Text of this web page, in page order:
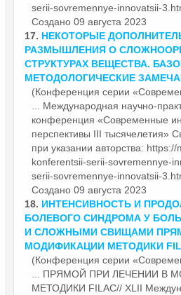
serii-sovremennye-innovatsii-
Создано 09 августа 2023
17. НЕКОТОРЫЕ
РАЗМЫШЛЕНИЯ О
СТРУКТУРАХ ВЕЩЕСТВА.
МЕТОДОЛОГИЧЕСКИЕ
(Конференция серии
... Международная научно-
конференция «Современные
перспективы III тысячелетия»
при указании авторства:
konferentsii-serii-sovremennye-
serii-sovremennye-innovatsii-
Создано 09 августа 2023
18. ИНТЕНСИВНОСТЬ И
БОЛЕВОГО СИНДРОМА У
И СЛОЖНЫМИ СВИЩАМИ
МОДИФИКАЦИИ МЕТОДИКИ
(Конференция серии
... ПРЯМОЙ ПРИ ЛЕЧЕНИИ В
МЕТОДИКИ FILAC// XLII